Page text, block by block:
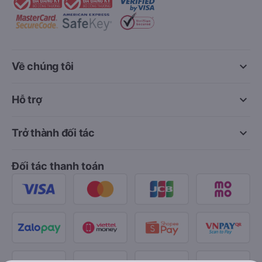
keyboard_arrow_down
Về chúng tôi
keyboard_arrow_down
Hỗ trợ
keyboard_arrow_down
Trở thành đối tác
Đối tác thanh toán